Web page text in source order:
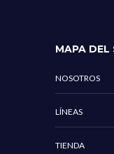
MAPA DEL
NOSOTROS
LÍNEAS
TIENDA